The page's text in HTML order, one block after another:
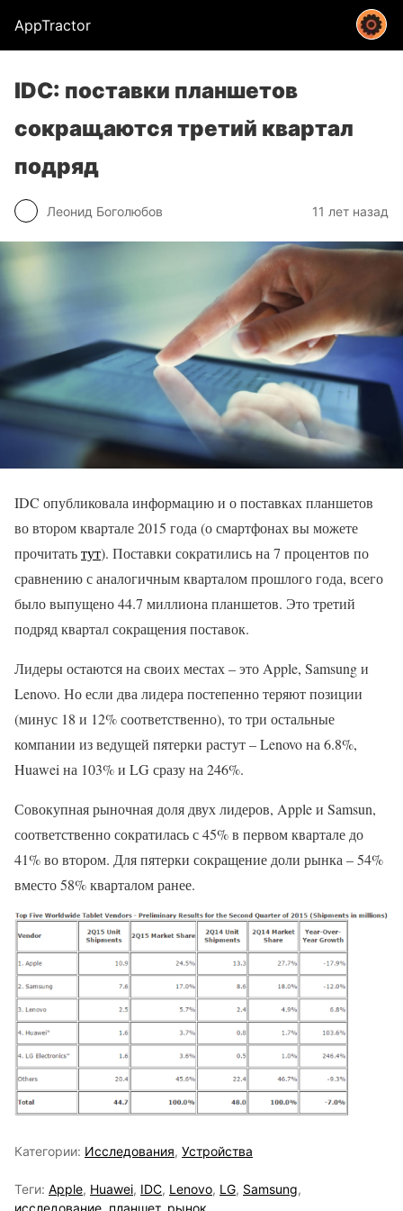
AppTractor
IDC: поставки планшетов
сокращаются третий квартал
подряд
Леонид Боголюбов 11 лет назад
IDC опубликовала информацию и о поставках планшетов
во втором квартале 2015 года (о смартфонах вы можете
прочитатьтут). Поставки сократились на 7 процентов по
сравнению с аналогичным кварталом прошлого года, всего
было выпущено 44.7 миллиона планшетов. Это третий
подряд квартал сокращения поставок.
Лидеры остаются на своих местах – это Apple, Samsung и
Lenovo. Но если два лидера постепенно теряют позиции
(минус 18 и 12% соответственно), то три остальные
компании из ведущей пятерки растут – Lenovo на 6.8%,
Huawei на 103% и LG сразу на 246%.
Совокупная рыночная доля двух лидеров, Apple и Samsun,
соответственно сократилась с 45% в первом квартале до
41% во втором. Для пятерки сокращение доли рынка – 54%
вместо 58% кварталом ранее.
Категории: Исследования, Устройства
Теги: Apple, Huawei, IDC, Lenovo, LG, Samsung,
исследование планшет, рынок